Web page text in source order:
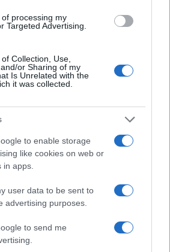
processing my
Targeted Advertising.
Collection, Use,
or Sharing of my
Is Unrelated with the
it was collected.
to enable storage
like cookies on web or
apps.
user data to be sent to
advertising purposes.
to send me
case a 1 euro e il legame
soprattutto nel Mezzogiorno
a pubblicare bandi per la
di immobili. L’elenco di territori
effettiva è necessario
dei Comuni interessati o
realtà con iniziative attive si
aree interne.